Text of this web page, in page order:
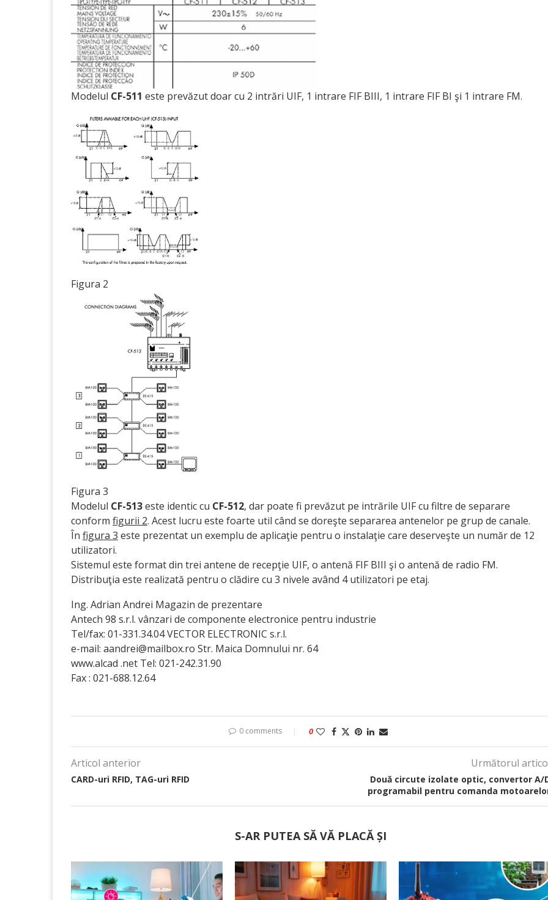
Modelul CF-511 este prevăzut doar cu 2 intrări UIF, 1 intrare FIF BIII, 1 intrare FIF BI şi 1 intrare FM.
Figura 2
Figura 3
Modelul CF-513este identic cu CF-512, dar poate fi prevăzut pe intrările UIF cu filtre de separare
conform figurii 2. Acest lucru este foarte util când se doreşte separarea antenelor pe grup de canale.
În figura 3 este prezentat un exemplu de aplicaţie pentru o instalaţie care deserveşte un număr de 12
utilizatori.
Sistemul este format din trei antene de recepţie UIF, o antenă FIF BIII şi o antenă de radio FM.
Distribuţia este realizată pentru o clădire cu 3 nivele având 4 utilizatori pe etaj.
Ing. Adrian Andrei Magazin de prezentare
Antech 98 s.r.l. vânzari de componente electronice pentru industrie
Tel/fax: 01-331.34.04 VECTOR ELECTRONIC s.r.l.
e-mail: aandrei@mailbox.ro Str. Maica Domnului nr. 64
www.alcad .net Tel: 021-242.31.90
Fax : 021-688.12.64
0 comments 0
Articol anterior
CARD-uri RFID, TAG-uri RFID
Următorul
Două circute izolate optic, convertor A/
programabil pentru comanda
S-AR PUTEA SĂ VĂ PLACĂ ȘI